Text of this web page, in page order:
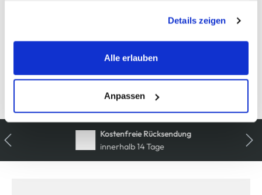
werden, werden bei der Nutzung der Webseite auf jeden
Fall gesetzt. Cookies von Drittanbietern für Analyse- oder
Trackingzwecke werden nur dann aktiviert, wenn Sie das
erlauben" bzw. "Alle erlauben" klicken. Mehr dazu
(einschließlich der Möglichkeit, die Einwilligungserklärung
zu ändern oder zu widerrufen) erfahren Sie in unserem
Cookie-Hinweisbzw. derDatenschutzerklärung.
Details zeigen
Alle erlauben
Anpassen
Details zur Produktsicherheit anzeigen
Kostenfreie Rücksendung
innerhalb 14 Tage